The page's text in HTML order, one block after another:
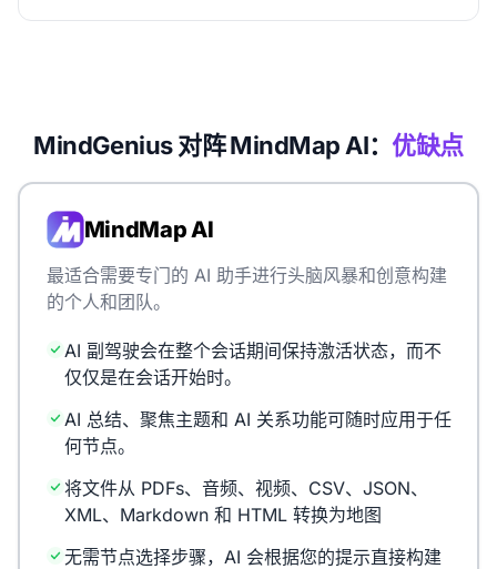
MindGenius 对阵 MindMap AI：优缺点
MindMap AI
最适合需要专门的 AI 助手进行头脑风暴和创意构建
的个人和团队。
AI 副驾驶会在整个会话期间保持激活状态，而不
仅仅是在会话开始时。
AI 总结、聚焦主题和 AI 关系功能可随时应用于任
何节点。
将文件从 PDFs、音频、视频、CSV、JSON、
XML、Markdown 和 HTML 转换为地图
无需节点选择步骤，AI 会根据您的提示直接构建